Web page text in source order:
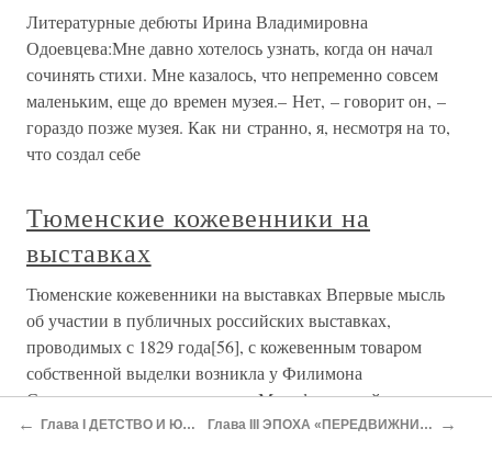
Литературные дебюты Ирина Владимировна
Одоевцева:Мне давно хотелось узнать, когда он начал
сочинять стихи. Мне казалось, что непременно совсем
маленьким, еще до времен музея.– Нет, – говорит он, –
гораздо позже музея. Как ни странно, я, несмотря на то,
что создал себе
Тюменские кожевенники на
выставках
Тюменские кожевенники на выставках Впервые мысль
об участии в публичных российских выставках,
проводимых с 1829 года[56], с кожевенным товаром
собственной выделки возникла у Филимона
Степановича, вероятно, после Мануфактурной выставки
1857 года в Варшаве и перехода в 1859 году
← Глава I ДЕТСТВО И ЮНОСТЬ Глава III ЭПОХА «ПЕРЕДВИЖНИЧЕСТВА» →